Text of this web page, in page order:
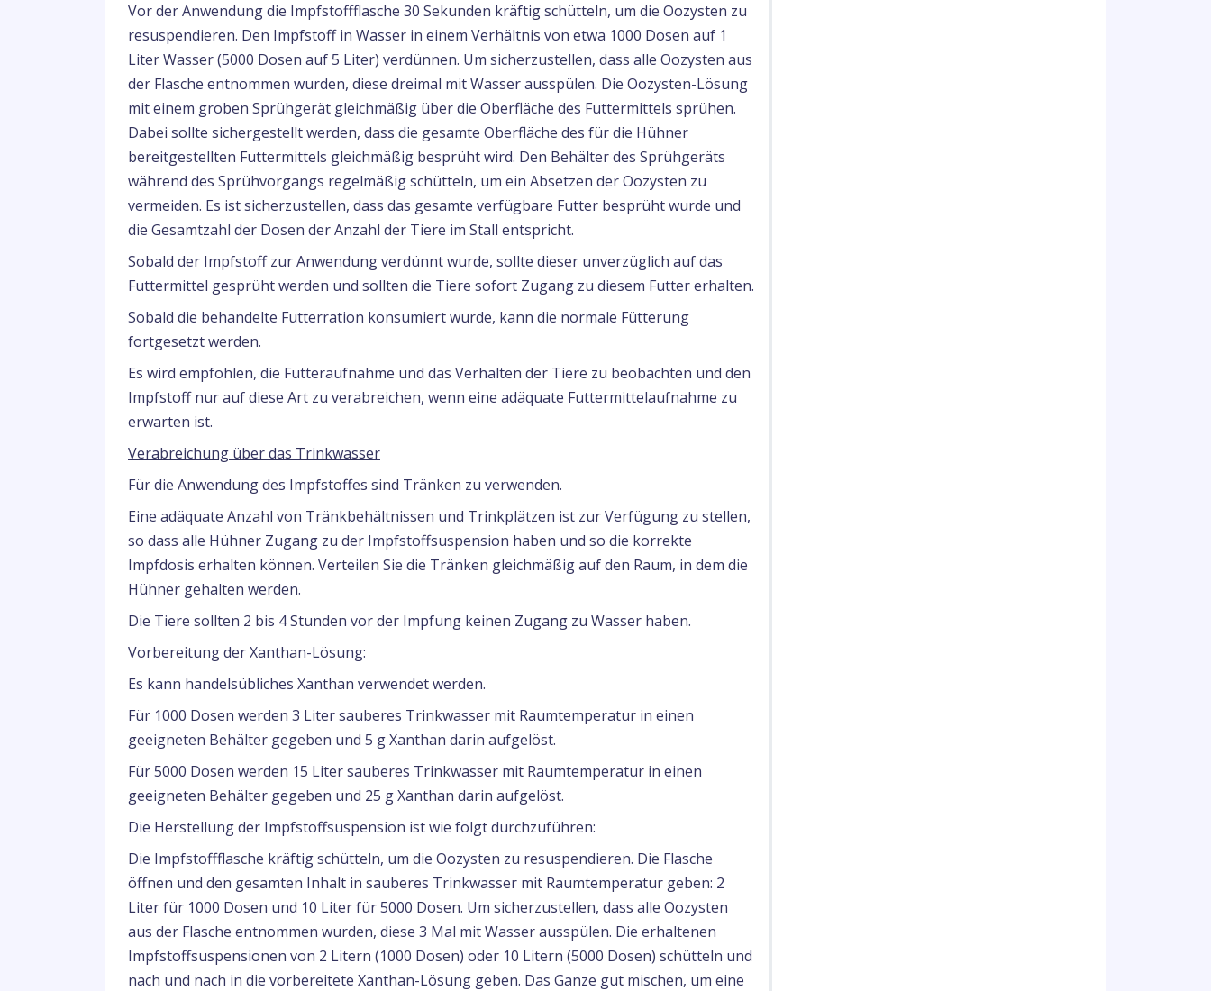
Vor der Anwendung die Impfstoffflasche 30 Sekunden kräftig schütteln, um die Oozysten zu
resuspendieren. Den Impfstoff in Wasser in einem Verhältnis von etwa 1000 Dosen auf 1
Liter Wasser (5000 Dosen auf 5 Liter) verdünnen. Um sicherzustellen, dass alle Oozysten aus
der Flasche entnommen wurden, diese dreimal mit Wasser ausspülen. Die Oozysten-Lösung
mit einem groben Sprühgerät gleichmäßig über die Oberfläche des Futtermittels sprühen.
Dabei sollte sichergestellt werden, dass die gesamte Oberfläche des für die Hühner
bereitgestellten Futtermittels gleichmäßig besprüht wird. Den Behälter des Sprühgeräts
während des Sprühvorgangs regelmäßig schütteln, um ein Absetzen der Oozysten zu
vermeiden. Es ist sicherzustellen, dass das gesamte verfügbare Futter besprüht wurde und
die Gesamtzahl der Dosen der Anzahl der Tiere im Stall entspricht.
Sobald der Impfstoff zur Anwendung verdünnt wurde, sollte dieser unverzüglich auf das
Futtermittel gesprüht werden und sollten die Tiere sofort Zugang zu diesem Futter erhalten.
Sobald die behandelte Futterration konsumiert wurde, kann die normale Fütterung
fortgesetzt werden.
Es wird empfohlen, die Futteraufnahme und das Verhalten der Tiere zu beobachten und den
Impfstoff nur auf diese Art zu verabreichen, wenn eine adäquate Futtermittelaufnahme zu
erwarten ist.
Verabreichung über das Trinkwasser
Für die Anwendung des Impfstoffes sind Tränken zu verwenden.
Eine adäquate Anzahl von Tränkbehältnissen und Trinkplätzen ist zur Verfügung zu stellen,
so dass alle Hühner Zugang zu der Impfstoffsuspension haben und so die korrekte
Impfdosis erhalten können. Verteilen Sie die Tränken gleichmäßig auf den Raum, in dem die
Hühner gehalten werden.
Die Tiere sollten 2 bis 4 Stunden vor der Impfung keinen Zugang zu Wasser haben.
Vorbereitung der Xanthan-Lösung:
Es kann handelsübliches Xanthan verwendet werden.
Für 1000 Dosen werden 3 Liter sauberes Trinkwasser mit Raumtemperatur in einen
geeigneten Behälter gegeben und 5 g Xanthan darin aufgelöst.
Für 5000 Dosen werden 15 Liter sauberes Trinkwasser mit Raumtemperatur in einen
geeigneten Behälter gegeben und 25 g Xanthan darin aufgelöst.
Die Herstellung der Impfstoffsuspension ist wie folgt durchzuführen:
Die Impfstoffflasche kräftig schütteln, um die Oozysten zu resuspendieren. Die Flasche
öffnen und den gesamten Inhalt in sauberes Trinkwasser mit Raumtemperatur geben: 2
Liter für 1000 Dosen und 10 Liter für 5000 Dosen. Um sicherzustellen, dass alle Oozysten
aus der Flasche entnommen wurden, diese 3 Mal mit Wasser ausspülen. Die erhaltenen
Impfstoffsuspensionen von 2 Litern (1000 Dosen) oder 10 Litern (5000 Dosen) schütteln und
nach und nach in die vorbereitete Xanthan-Lösung geben. Das Ganze gut mischen, um eine